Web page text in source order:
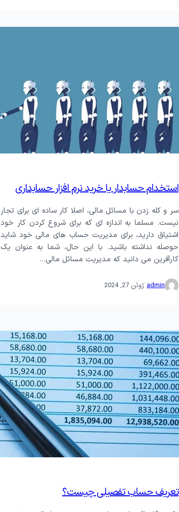
استخدام حسابدار یا خرید نرم افزار حسابداری
سر و كله زدن با مسائل مالى، اصلا كار ساده اى براى تجار
نيست. مسلما به اندازه اى كه براى شروع كردن كار خود
اشتياق داريد، براى مديريت حساب هاى مالى خود شايد
حوصله نداشته باشيد. با این حال، شما به عنوان یک
کارآفرین می دانید که مديريت مسائل مالى…
admin
·ژوئن 27, 2024
تعریف حساب تفصیلی چیست؟